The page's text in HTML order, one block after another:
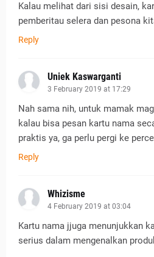
Kalau melihat dari sisi desain,
pemberitau selera dan pesona
Reply
Uniek Kaswarganti
3 February 2019 at 17:29
Nah sama nih, untuk mamak
kalau bisa pesan kartu nama
praktis ya, ga perlu pergi ke
Reply
Whizisme
4 February 2019 at 03:04
Kartu nama jjuga menunjukkan
serius dalam mengenalkan